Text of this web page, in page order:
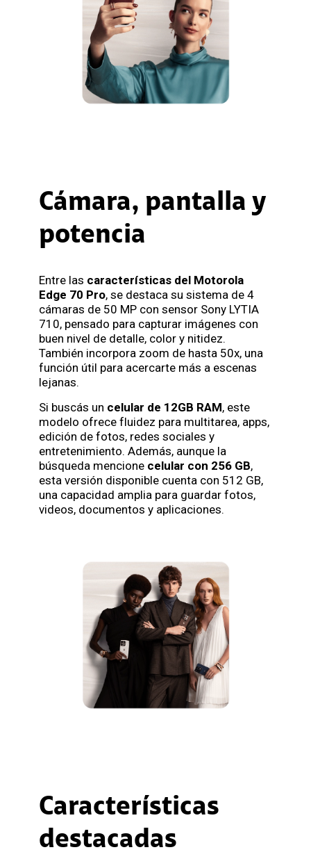
Cámara, pantalla y
potencia
Entre las características del Motorola
Edge 70 Pro, se destaca su sistema de 4
cámaras de 50 MP con sensor Sony LYTIA
710, pensado para capturar imágenes con
buen nivel de detalle, color y nitidez.
También incorpora zoom de hasta 50x, una
función útil para acercarte más a escenas
lejanas.
Si buscás un celular de 12GB RAM, este
modelo ofrece fluidez para multitarea, apps,
edición de fotos, redes sociales y
entretenimiento. Además, aunque la
búsqueda mencione celular con 256 GB,
esta versión disponible cuenta con 512 GB,
una capacidad amplia para guardar fotos,
videos, documentos y aplicaciones.
Características
destacadas